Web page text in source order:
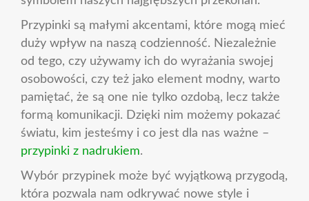
Przypinki są małymi akcentami, które mogą mieć
duży wpływ na naszą codzienność. Niezależnie
od tego, czy używamy ich do wyrażania swojej
osobowości, czy też jako element modny, warto
pamiętać, że są one nie tylko ozdobą, lecz także
formą komunikacji. Dzięki nim możemy pokazać
światu, kim jesteśmy i co jest dla nas ważne –
przypinki z nadrukiem.
Wybór przypinek może być wyjątkową przygodą,
która pozwala nam odkrywać nowe style i